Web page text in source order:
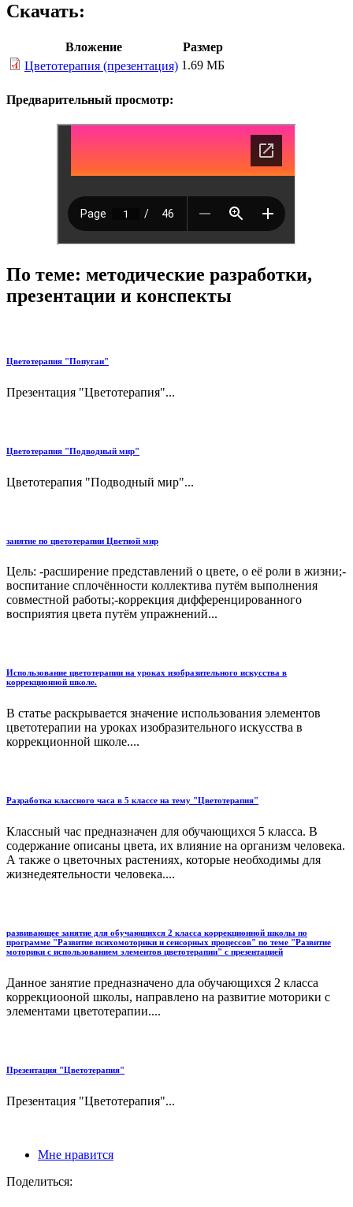
Скачать:
Вложение
Размер
Цветотерапия (презентация) 1.69 МБ
Предварительный просмотр:
По теме: методические разработки,
презентации и конспекты
Цветотерапия "Попугаи"
Презентация "Цветотерапия"...
Цветотерапия "Подводный мир"
Цветотерапия "Подводный мир"...
занятие по цветотерапии Цветной мир
Цель: -расширение представлений о цвете, о её роли в жизни;-
воспитание сплочённости коллектива путём выполнения
совместной работы;-коррекция дифференцированного
восприятия цвета путём упражнений...
Использование цветотерапии на уроках изобразительного искусства в
коррекционной школе.
В статье раскрывается значение использования элементов
цветотерапии на уроках изобразительного искусства в
коррекционной школе....
Разработка классного часа в 5 классе на тему "Цветотерапия"
Классный час предназначен для обучающихся 5 класса. В
содержание описаны цвета, их влияние на организм человека.
А также о цветочных растениях, которые необходимы для
жизнедеятельности человека....
развивающее занятие для обучающихся 2 класса коррекционной школы по
программе "Развитие психомоторики и сенсорных процессов" по теме "Развитие
моторики с использованием элементов цветотерапии" с презентацией
Данное занятие предназначено дла обучающихся 2 класса
коррекциооной школы, направлено на развитие моторики с
элементами цветотерапии....
Презентация "Цветотерапия"
Презентация "Цветотерапия"...
Мне нравится
Поделиться: